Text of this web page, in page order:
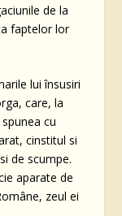
de la
faptelor lor
lui însusiri
care, la
cu
cinstitul si
de scumpe.
aparate de
zeul ei